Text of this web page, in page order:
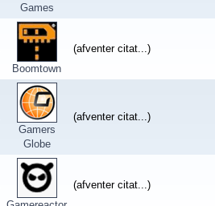
Games
Boomtown
(afventer citat...)
Gamers
Globe
(afventer citat...)
(afventer citat...)